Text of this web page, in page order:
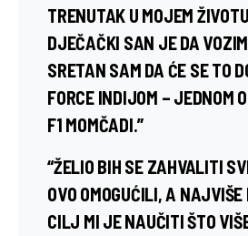
TRENUTAK U MOJEM
DJEČAČKI SAN JE DA
SRETAN SAM DA ĆE SE TO
FORCE INDIJOM – JEDNOM
F1 MOMČADI.”
“ŽELIO BIH SE ZAHVALITI
OVO OMOGUĆILI, A
CILJ MI JE NAUČITI ŠTO